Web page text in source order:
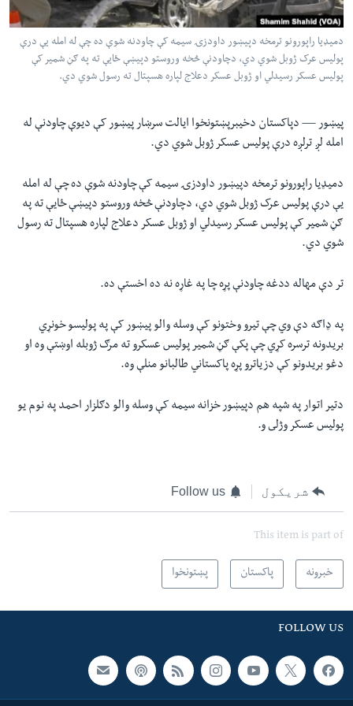
دلته
مخکې
مرکزي
واوړئ
اداریه
Learning English
دميډيا راپورونو ترمخه دپيښور داودزۍ سيمه کې چاودنه شوې ده چې له امله يې درې
پوليس عرک ژوبل شوي دي، دچاودنې څخه وروستو دپيښې ځايې ته په ګڼ شمير کې
پوليس عسکر رسيدلي او ژوبل عسکر دعلاج لپاره هسپتال ته رسول شوي دي.
پيښور — دپاکستان دخيبرپښتونخوا ايالت سرښار پيښور کې ديوې چاودنې له
امله لږ ترلږه درې پوليس عسکر ژوبل شوي دي.
دميډيا راپورونو ترمخه دپيښور داودزۍ سيمه کې چاودنه شوې ده چې له امله
يې درې پوليس عرک ژوبل شوي دي، دچاودنې څخه وروستو دپيښې ځايې ته په
ګڼ شمير کې پوليس عسکر رسيدلي او ژوبل عسکر دعلاج لپاره هسپتال ته رسول
شوي دي.
تر دې مهاله ددغه چاودنې پړه چا په غاړه نه ده اخستې ده.
په ډاګه دې وي چې تيرو وختونو کې وسله والو پيښور کې په پوليسو خونړي
بريدونه ترسره کړي چې پکې ګڼ شمير پوليس عسکرو ته مرګ ژوبله اوښتې وه او
دغو بريدونو کې دزياترو پړه پاکستاني طالبانو منلې وه.
دتير اتوار په شپه هم دپيښور خزانه سيمه کې وسله والو دګلزار احمد په نوم يو
پوليس عسکر وژلى و.
شریکول Follow us
This item is part of
خبرونه پاکستان پښتونخوا
FOLLOW US